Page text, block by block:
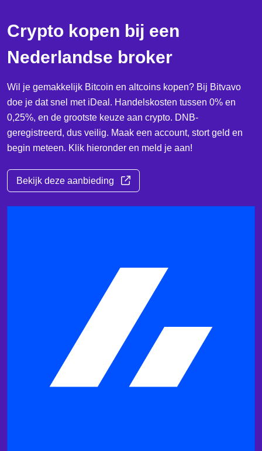
Crypto kopen bij een
Nederlandse broker
Wil je gemakkelijk Bitcoin en altcoins kopen? Bij Bitvavo
doe je dat snel met iDeal. Handelskosten tussen 0% en
0,25%, en de grootste keuze aan crypto. DNB-
geregistreerd, dus veilig. Maak een account, stort geld en
begin meteen. Klik hieronder en meld je aan!
Bekijk deze aanbieding